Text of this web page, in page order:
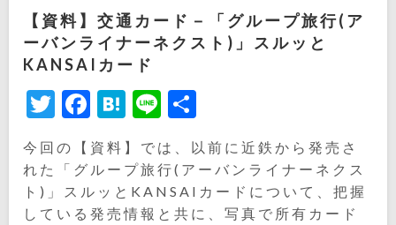
【資料】交通カード－「グループ旅行(ア
ーバンライナーネクスト)」スルッと
KANSAIカード
Twitter
Facebook
Hatena
Line
今回の【資料】では、以前に近鉄から発売さ
れた「グループ旅行(アーバンライナーネクス
ト)」スルッとKANSAIカードについて、把握
している発売情報と共に、写真で所有カード